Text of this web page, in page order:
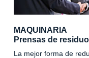
MAQUINARIA
Prensas de
La mejor forma de